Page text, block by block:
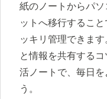
紙のノートからパ
ットへ移行するこ
ッキリ管理できま
と情報を共有する
活ノートで、毎日
う。